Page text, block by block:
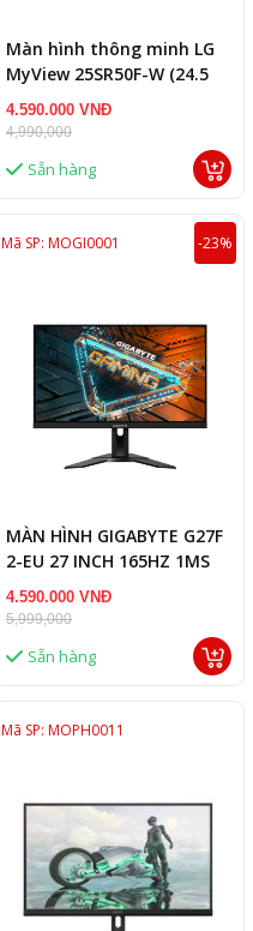
Màn hình thông minh LG
MyView 25SR50F-W (24.5
inch - IPS - FHD - 8ms -
webOS)
4.590.000 VNĐ
4,990,000
Sẵn hàng
Mã SP: MOGI0001 -23%
MÀN HÌNH GIGABYTE G27F
2-EU 27 INCH 165HZ 1MS
4.590.000 VNĐ
5,999,000
Sẵn hàng
Mã SP: MOPH0011